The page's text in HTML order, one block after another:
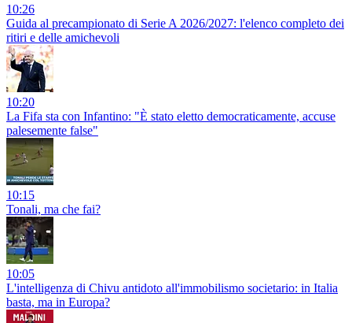
10:26
Guida al precampionato di Serie A 2026/2027: l'elenco completo dei
ritiri e delle amichevoli
10:20
La Fifa sta con Infantino: "È stato eletto democraticamente, accuse
palesemente false"
10:15
Tonali, ma che fai?
10:05
L'intelligenza di Chivu antidoto all'immobilismo societario: in Italia
basta, ma in Europa?